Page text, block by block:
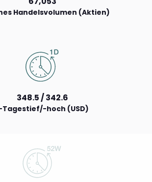
Handelsvolumen (Aktien)
348.5 / 342.6
Tagestief/-hoch (USD)